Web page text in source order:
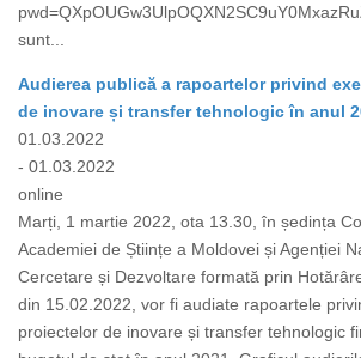
sunt...
Audierea publică a rapoartelor privind
de inovare și transfer tehnologic în anul
01.03.2022
- 01.03.2022
online
Marți, 1 martie 2022, ota 13.30, în ședința
Academiei de Științe a Moldovei și Agenției
Cercetare și Dezvoltare formată prin
din 15.02.2022, vor fi audiate rapoartele
proiectelor de inovare și transfer tehnologic